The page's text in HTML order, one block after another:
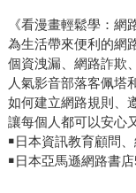
《看漫畫輕鬆學：網
為生活帶來便利的網
個資洩漏、網路詐
人氣影音部落客佩塔
如何建立網路規則、
讓每個人都可以安心
￭日本資訊教育顧問
￭日本亞馬遜網路書